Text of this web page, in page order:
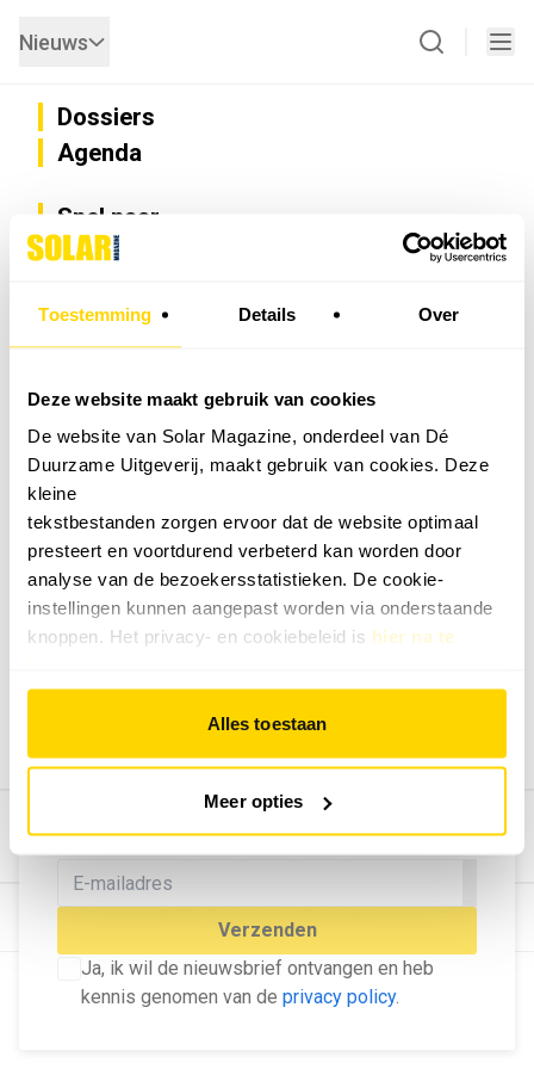
Toestemming Details Over
Deze website maakt gebruik van cookies
De website van Solar Magazine, onderdeel van Dé
Duurzame Uitgeverij, maakt gebruik van cookies. Deze
kleine
tekstbestanden zorgen ervoor dat de website optimaal
presteert en voortdurend verbeterd kan worden door
analyse van de bezoekersstatistieken. De cookie-
instellingen kunnen aangepast worden via onderstaande
knoppen. Het privacy- en cookiebeleid is hier na te
Alles toestaan
Meer opties
MELD U AAN VOOR ONZE
NIEUWSBRIEF
Blijf op de hoogte van het laatste nieuws!
Verzenden
Ja, ik wil de nieuwsbrief ontvangen en heb
kennis genomen van de privacy policy.
Nieuws
Dossiers
Agenda
Snel naar
Privacy
Nieuwsbrief
Vacatures
Installateurzoeker
Cookievoorkeuren wijzigen
English
Geef ons feedback
Vertel ons wat je van onze website vindt.
Tip de redactie
Bekijk hier de mogelijkheden.
© Dé Duurzame Uitgeverij